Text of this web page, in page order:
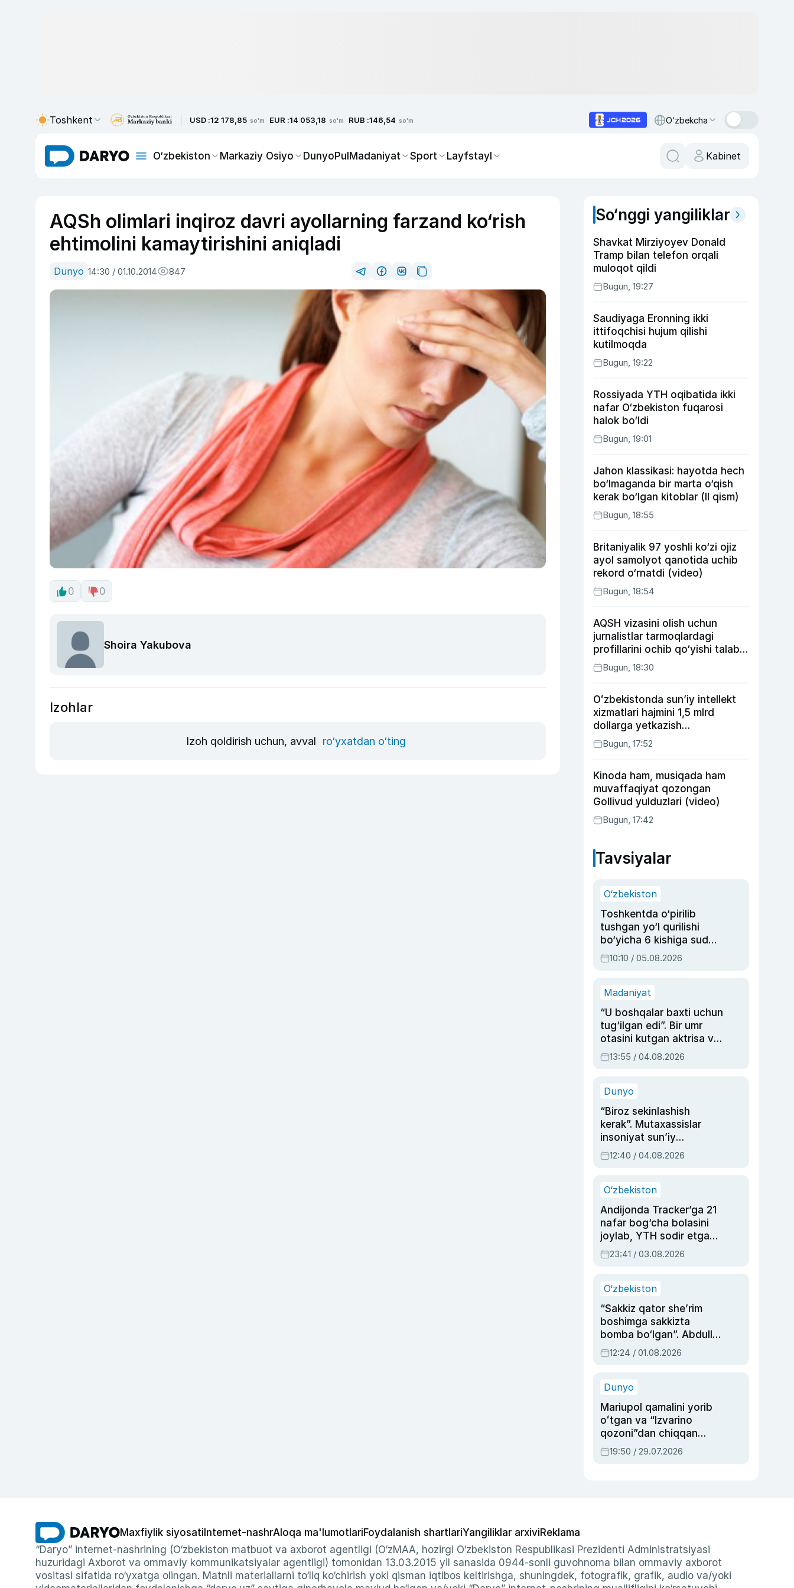
Toshkent USD :12 178,85 so'm EUR :14 053,18 so'm RUB :146,54 so'm O‘zbekcha
O‘zbekiston Markaziy Osiyo DunyoPulMadaniyat Sport Layfstayl Kabinet
AQSh olimlari inqiroz davri ayollarning farzand ko‘rish
ehtimolini kamaytirishini aniqladi
Dunyo 14:30 / 01.10.2014 847
0 0
Shoira Yakubova
Izohlar
Izoh qoldirish uchun, avval ro‘yxatdan o‘ting
So‘nggi yangiliklar
Shavkat Mirziyoyev Donald
Tramp bilan telefon orqali
muloqot qildi
Bugun, 19:27
Saudiyaga Eronning ikki
ittifoqchisi hujum qilishi
kutilmoqda
Bugun, 19:22
Rossiyada YTH oqibatida ikki
nafar O‘zbekiston fuqarosi
halok bo‘ldi
Bugun, 19:01
Jahon klassikasi: hayotda hech
bo‘lmaganda bir marta o‘qish
kerak bo‘lgan kitoblar (II qism)
Bugun, 18:55
Britaniyalik 97 yoshli ko‘zi ojiz
ayol samolyot qanotida uchib
rekord o‘rnatdi (video)
Bugun, 18:54
AQSH vizasini olish uchun
jurnalistlar tarmoqlardagi
profillarini ochib qo‘yishi talab
etilishi mumkin
Bugun, 18:30
Oʻzbekistonda sunʼiy intellekt
xizmatlari hajmini 1,5 mlrd
dollarga yetkazish
rejalashtirilmoqda
Bugun, 17:52
Kinoda ham, musiqada ham
muvaffaqiyat qozongan
Gollivud yulduzlari (video)
Bugun, 17:42
Tavsiyalar
O‘zbekiston
Toshkentda o‘pirilib
tushgan yo‘l qurilishi
bo‘yicha 6 kishiga sud
hukmi o‘qildi
10:10 / 05.08.2026
Madaniyat
“U boshqalar baxti uchun
tug‘ilgan edi”. Bir umr
otasini kutgan aktrisa va
dublyaj ustasi Rimma
Ahmedovaning
13:55 / 04.08.2026
Dunyo
“Biroz sekinlashish
kerak”. Mutaxassislar
insoniyat sun’iy
intellektni boshqara
olmay qolishidan xavotir
12:40 / 04.08.2026
O‘zbekiston
Andijonda Tracker’ga 21
nafar bog‘cha bolasini
joylab, YTH sodir etgan
ayolga sud hukmi o‘qildi
23:41 / 03.08.2026
O‘zbekiston
“Sakkiz qator she’rim
boshimga sakkizta
bomba bo‘lgan”. Abdulla
Oripovni siyosiy
ayblovlardan asrab
12:24 / 01.08.2026
Dunyo
Mariupol qamalini yorib
oʻtgan va “Izvarino
qozoni”dan chiqqan
qahramon — Ukraina
armiyasi bosh
19:50 / 29.07.2026
Maxfiylik siyosati Internet-nashrAloqa ma'lumotlariFoydalanish shartlariYangiliklar arxiviReklama
“Daryo” internet-nashrining (O‘zbekiston matbuot va axborot agentligi (O‘zMAA, hozirgi O‘zbekiston Respublikasi Prezidenti Administratsiyasi
huzuridagi Axborot va ommaviy kommunikatsiyalar agentligi) tomonidan 13.03.2015 yil sanasida 0944-sonli guvohnoma bilan ommaviy axborot
vositasi sifatida ro‘yxatga olingan. Matnli materiallarni to‘liq ko‘chirish yoki qisman iqtibos keltirishga, shuningdek, fotografik, grafik, audio va/yoki